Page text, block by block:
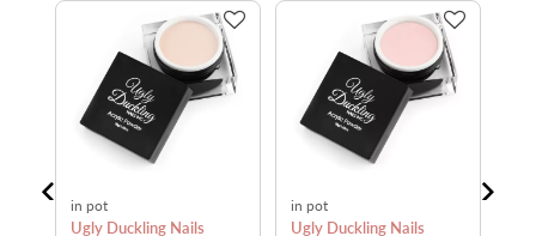
in pot
Ugly Duckling Nails
in pot
Ugly Duckling Nails